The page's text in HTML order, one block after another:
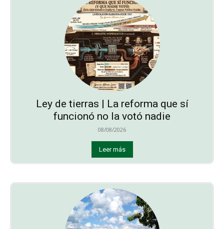
Ley de tierras | La reforma que sí
funcionó no la votó nadie
08/08/2026
Leer más